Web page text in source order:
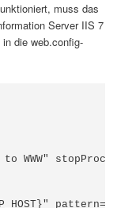
muss das
Server IIS 7
die web.config-
WWW"